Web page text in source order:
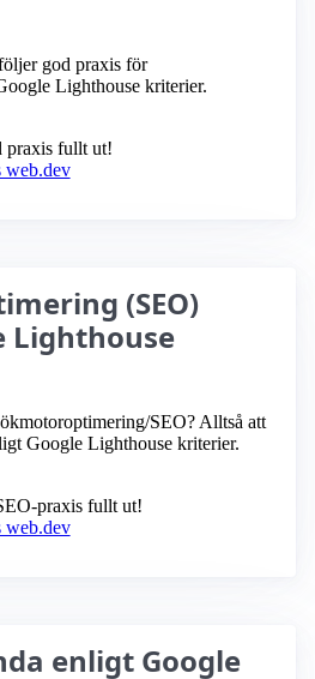
god praxis för
Lighthouse kriterier.
praxis fullt ut!
web.dev
(SEO)
Lighthouse
SEO? Alltså att
Google Lighthouse kriterier.
praxis fullt ut!
web.dev
enligt Google